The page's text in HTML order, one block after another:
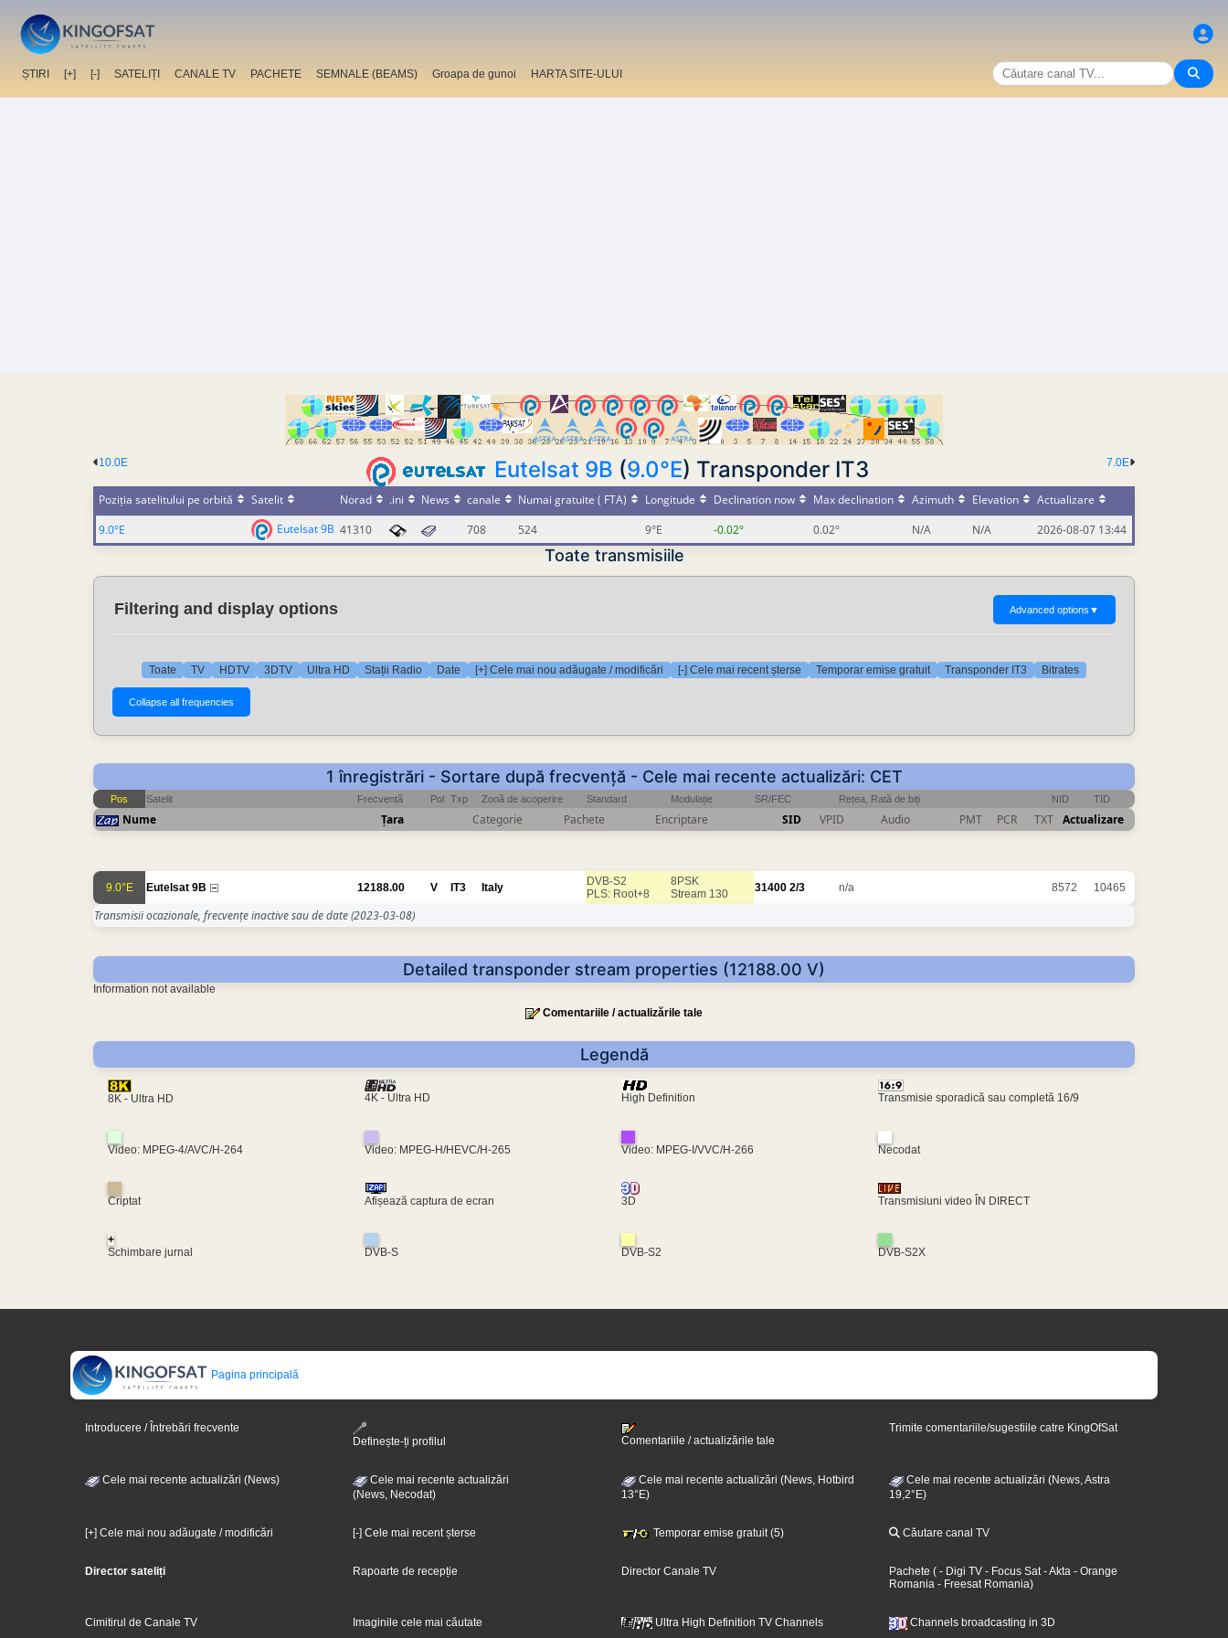
ȘTIRI [+] [-] SATELIȚI CANALE TV PACHETE SEMNALE (BEAMS) Groapa de gunoi HARTA SITE-ULUI
7.0E
10.0E Eutelsat 9B (9.0°E) Transponder IT3
Poziția satelitului pe orbită Satelit Norad .ini News canale Numai gratuite ( FTA) Longitude Declination now Max declination Azimuth Elevation
Actualizare
9.0°E
Eutelsat 9B 41310 708 524 9°E -0.02° 0.02° N/A N/A 2026-08-07 13:44
Toate transmisiile
Filtering and display options Advanced options ▼
Toate TV HDTV 3DTV Ultra HD Stații Radio Date [+] Cele mai nou adăugate / modificări [-] Cele mai recent șterse Temporar emise gratuit Transponder IT3 Bitrates
1 înregistrări - Sortare după frecvență - Cele mai recente actualizări: CET
Pos Satelit Frecvență Pol Txp Zonă de acoperire Standard Modulație SR/FEC Rețea, Rată de biți NID TID
Nume Țara Categorie Pachete Encriptare SID VPID Audio PMT PCR TXT Actualizare
9.0°E Eutelsat 9B 12188.00 V IT3 Italy
DVB-S2
PLS: Root+8
8PSK
Stream 130
31400 2/3 n/a 8572 10465
Transmisii ocazionale, frecvențe inactive sau de date(2023-03-08)
Detailed transponder stream properties (12188.00 V)
Information not available
Comentariile / actualizările tale
Legendă
8K - Ultra HD 4K - Ultra HD High Definition Transmisie sporadică sau completă 16/9
Video: MPEG-4/AVC/H-264 Video: MPEG-H/HEVC/H-265 Video: MPEG-I/VVC/H-266 Necodat
Criptat Afișează captura de ecran 3D Transmisiuni video ÎN DIRECT
+
Schimbare jurnal
DVB-S DVB-S2 DVB-S2X
Pagina principală
Introducere / Întrebări frecvente
Definește-ți profilul
Comentariile / actualizările tale
Trimite comentariile/sugestiile catre KingOfSat
Cele mai recente actualizări (News)
Cele mai recente actualizări
(News, Necodat)
Cele mai recente actualizări (News, Hotbird
13°E)
Cele mai recente actualizări (News, Astra
19,2°E)
[+] Cele mai nou adăugate / modificări [-] Cele mai recent șterse Temporar emise gratuit (5) Căutare canal TV
Director sateliți Rapoarte de recepție Director Canale TV Pachete (- Digi TV - Focus Sat- Akta - Orange
Romania - Freesat Romania)
Cimitirul de Canale TV Imaginile cele mai căutate Ultra High Definition TV Channels Channels broadcasting in 3D